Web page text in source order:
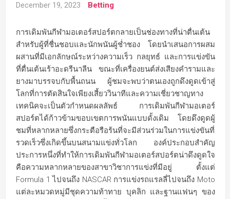
December 19, 2023 Betting
การเดิมพันกีฬามอเตอร์สปอร์ตกลายเป็นช่องทางที่น่าตื่นเต้น
สำหรับผู้ที่ชื่นชอบและนักพนันผู้ช่ำชอง โดยนำเสนอการผสม
ผสานที่มีเอกลักษณ์ระหว่างความเร็ว กลยุทธ์ และการแข่งขัน
ที่ตื่นเต้นเร้าอะดรีนาลีน ขณะที่เครื่องยนต์ส่งเสียงคำรามและ
ยางมาบรรจบกับพื้นถนน ผู้ชมจะพบว่าตนเองถูกดึงดูดเข้าสู่
โลกที่การตัดสินใจเพียงเสี้ยววินาทีและความเชี่ยวชาญทาง
เทคนิคจะเป็นตัวกำหนดผลลัพธ์ การเดิมพันกีฬามอเตอร์
สปอร์ตได้ก้าวข้ามขอบเขตการพนันแบบดั้งเดิม โดยดึงดูดผู้
ชมที่หลากหลายซึ่งกระตือรือร้นที่จะมีส่วนร่วมในการแข่งขันที่
รวดเร็วซึ่งเกิดขึ้นบนสนามแข่งทั่วโลก องค์ประกอบสำคัญ
ประการหนึ่งที่ทำให้การเดิมพันกีฬามอเตอร์สปอร์ตน่าดึงดูดใจ
คือความหลากหลายของสาขาวิชาการแข่งที่มีอยู่ ตั้งแต่
Formula 1 ไปจนถึง NASCAR การแข่งรถแรลลี่ไปจนถึง Moto
แต่ละหมวดหมู่มีชุดความท้าทาย บุคลิก และฐานแฟนๆ ของ